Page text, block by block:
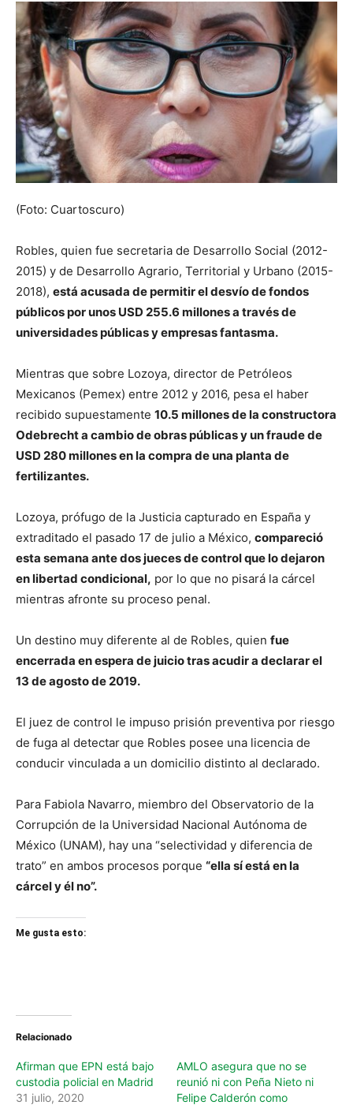
(Foto: Cuartoscuro)
Robles, quien fue secretaria de Desarrollo Social (2012-
2015) y de Desarrollo Agrario, Territorial y Urbano (2015-
2018), está acusada de permitir el desvío de fondos
públicos por unos USD 255.6 millones a través de
universidades públicas y empresas fantasma.
Mientras que sobre Lozoya, director de Petróleos
Mexicanos (Pemex) entre 2012 y 2016, pesa el haber
recibido supuestamente 10.5 millones de la constructora
Odebrecht a cambio de obras públicas y un fraude de
USD 280 millones en la compra de una planta de
fertilizantes.
Lozoya, prófugo de la Justicia capturado en España y
extraditado el pasado 17 de julio a México, compareció
esta semana ante dos jueces de control que lo dejaron
en libertad condicional, por lo que no pisará la cárcel
mientras afronte su proceso penal.
Un destino muy diferente al de Robles, quien fue
encerrada en espera de juicio tras acudir a declarar el
13 de agosto de 2019.
El juez de control le impuso prisión preventiva por riesgo
de fuga al detectar que Robles posee una licencia de
conducir vinculada a un domicilio distinto al declarado.
Para Fabiola Navarro, miembro del Observatorio de la
Corrupción de la Universidad Nacional Autónoma de
México (UNAM), hay una “selectividad y diferencia de
trato” en ambos procesos porque “ella sí está en la
cárcel y él no”.
Me gusta esto:
Relacionado
Afirman que EPN está bajo
custodia policial en Madrid
31 julio, 2020
AMLO asegura que no se
reunió ni con Peña Nieto ni
Felipe Calderón como